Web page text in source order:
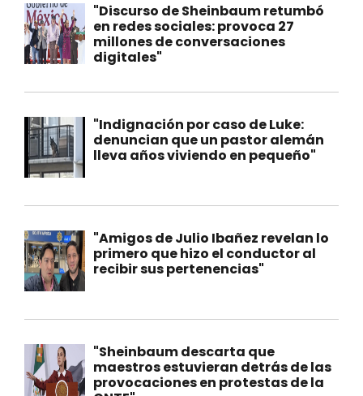
"Discurso de Sheinbaum retumbó
en redes sociales: provoca 27
millones de conversaciones
digitales"
"Indignación por caso de Luke:
denuncian que un pastor alemán
lleva años viviendo en pequeño"
"Amigos de Julio Ibañez revelan lo
primero que hizo el conductor al
recibir sus pertenencias"
"Sheinbaum descarta que
maestros estuvieran detrás de las
provocaciones en protestas de la